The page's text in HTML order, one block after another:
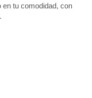
tu comodidad, con